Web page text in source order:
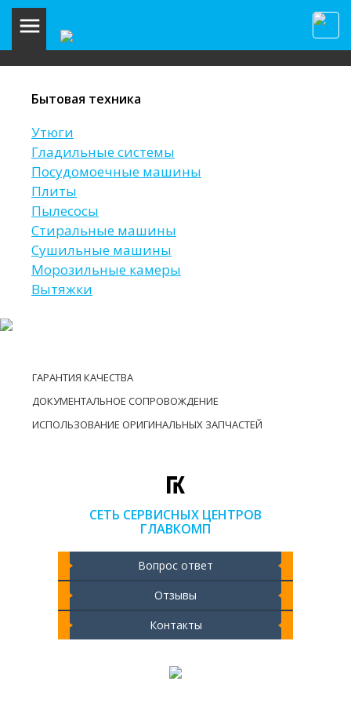
СЕТЬ СЕРВИСНЫХ ЦЕНТРОВ
ГЛАВКОМП
Вопрос ответ
Отзывы
Контакты
Бытовая техника
Утюги
Гладильные системы
Посудомоечные машины
Плиты
Пылесосы
Стиральные машины
Сушильные машины
Морозильные камеры
Вытяжки
ГАРАНТИЯ КАЧЕСТВА
ДОКУМЕНТАЛЬНОЕ СОПРОВОЖДЕНИЕ
ИСПОЛЬЗОВАНИЕ ОРИГИНАЛЬНЫХ ЗАПЧАСТЕЙ